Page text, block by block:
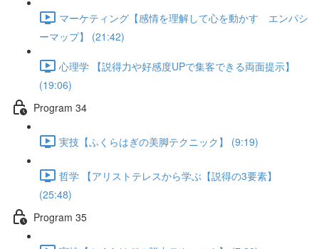
マーケティング【感情を理解して心を動かす エンパシ
ーマップ】 (21:42)
心理学 【説得力や好感度UPで集客できる両面提示】
(19:06)
Program 34
実技【ふくらはぎの美脚テクニック】 (9:19)
哲学 【アリストテレスから学ぶ【説得の3要素】
(25:48)
Program 35